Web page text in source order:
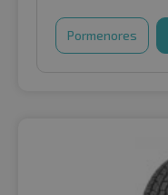
Pormenores